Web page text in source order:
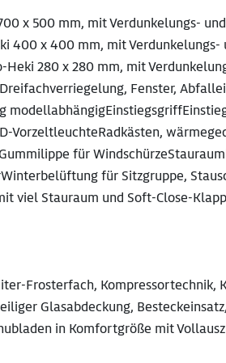
x 500 mm, mit Verdunkelungs-
400 x 400 mm, mit
Heki 280 x 280 mm, mit
Fenster,
VorzeltleuchteRadkästen,
für
für Sitzgruppe,
viel Stauraum und Soft-Close-
Frosterfach, Kompressortechnik,
Glasabdeckung,
in Komfortgröße mit